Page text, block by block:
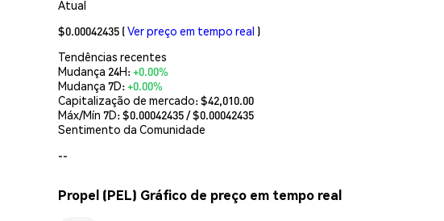
Atual
$0.00042435 (Ver preço em tempo real )
Tendências recentes
Mudança 24H:+0.00%
Mudança 7D:+0.00%
Capitalização de mercado:$42,010.00
Máx/Mín 7D: $0.00042435/ $0.00042435
Sentimento da Comunidade
--
Propel (PEL) Gráfico de preço em tempo real